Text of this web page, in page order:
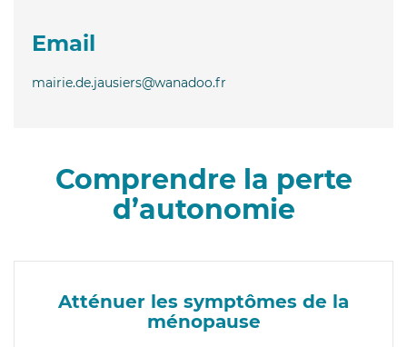
Email
mairie.de.jausiers@wanadoo.fr
Comprendre la perte
d’autonomie
Atténuer les symptômes de la
ménopause